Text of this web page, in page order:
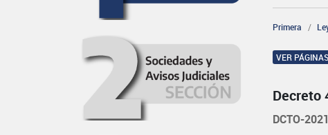
Primera
VER
Decreto
DCTO-